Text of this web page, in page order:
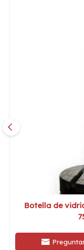
Botella de